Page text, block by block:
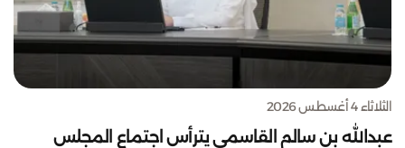
الثلاثاء 4 أغسطس 2026
عبدالله بن سالم القاسمي يترأس اجتماع المجلس